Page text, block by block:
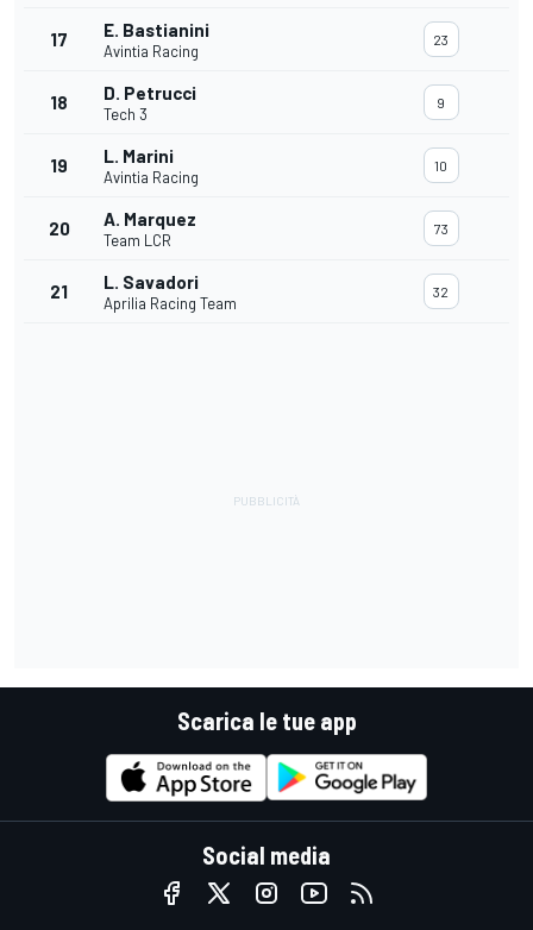
17 E. Bastianini
Avintia Racing
23
18 D. Petrucci
Tech 3
9
19 L. Marini
Avintia Racing
10
20 A. Marquez
Team LCR
73
21 L. Savadori
Aprilia Racing Team
32
Scarica le tue app
Social media